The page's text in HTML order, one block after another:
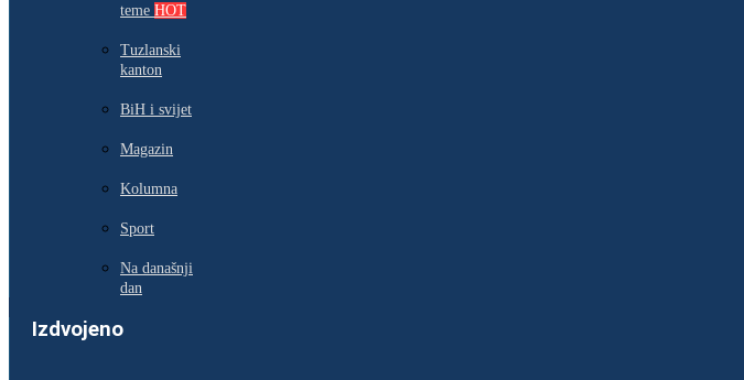
teme HOT
Tuzlanski
kanton
BiH i svijet
Magazin
Kolumna
Sport
Na današnji
dan
Izdvojeno